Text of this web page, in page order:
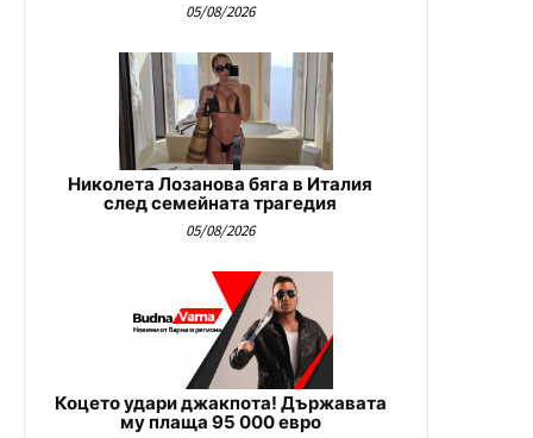
05/08/2026
Николета Лозанова бяга в Италия
след семейната трагедия
05/08/2026
Коцето удари джакпота! Държавата
му плаща 95 000 евро